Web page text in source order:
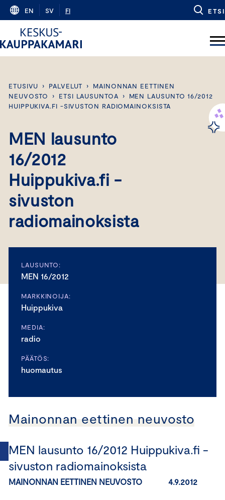
Skip
content
EN SV FI ETSI
ETUSIVU › PALVELUT ›
MAINONNAN EETTINEN
NEUVOSTO
› ETSI LAUSUNTOA ›
MEN LAUSUNTO 16/2012
HUIPPUKIVA.FI -SIVUSTON RADIOMAINOKSISTA
MEN lausunto
16/2012
Huippukiva.fi -
sivuston
radiomainoksista
LAUSUNTO:
MEN 16/2012
MARKKINOIJA:
Huippukiva
MEDIA:
radio
PÄÄTÖS:
huomautus
Mainonnan eettinen neuvosto
MEN lausunto 16/2012 Huippukiva.fi -
sivuston radiomainoksista
MAINONNAN EETTINEN NEUVOSTO 4.9.2012